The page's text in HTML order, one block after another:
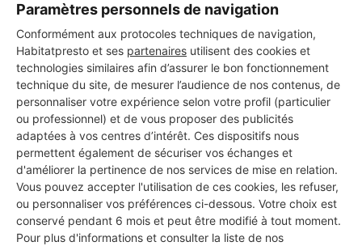
Paramètres personnels de navigation
Conformément aux protocoles techniques de navigation,
Habitatpresto et ses partenaires utilisent des cookies et
technologies similaires afin d’assurer le bon fonctionnement
technique du site, de mesurer l’audience de nos contenus, de
personnaliser votre expérience selon votre profil (particulier
ou professionnel) et de vous proposer des publicités
adaptées à vos centres d’intérêt. Ces dispositifs nous
permettent également de sécuriser vos échanges et
d'améliorer la pertinence de nos services de mise en relation.
Vous pouvez accepter l'utilisation de ces cookies, les refuser,
ou personnaliser vos préférences ci-dessous. Votre choix est
conservé pendant 6 mois et peut être modifié à tout moment.
Pour plus d'informations et consulter la liste de nos
8 ans d'expérience
Voir sa fiche
SAINTE FOY PLOMBERIE
ELECTRICITE CHAUFFAGE
Francheville
15 ans d'expérience
Voir sa fiche